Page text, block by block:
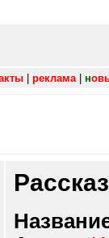
реклама| н